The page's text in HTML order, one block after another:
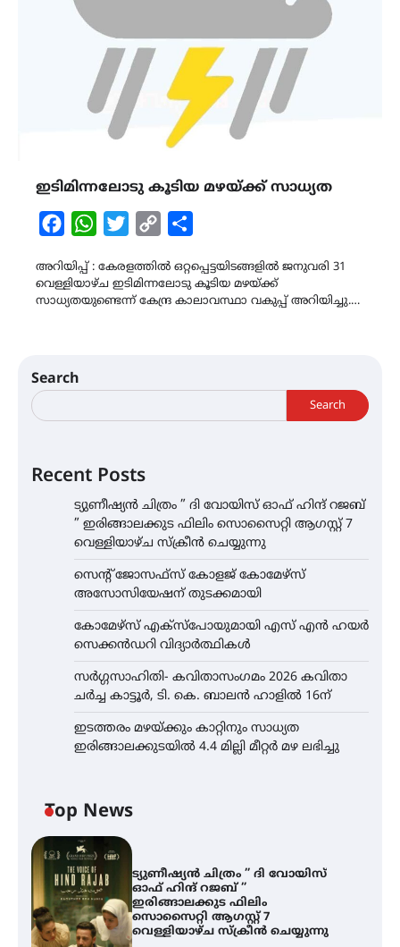
ഇടിമിന്നലോടു കൂടിയ മഴയ്ക്ക് സാധ്യത
FacebookWhatsAppTwitterCopy
അറിയിപ്പ് : കേരളത്തിൽ ഒറ്റപ്പെട്ടയിടങ്ങളിൽ ജനുവരി 31
വെള്ളിയാഴ്ച ഇടിമിന്നലോടു കൂടിയ മഴയ്ക്ക്
സാധ്യതയുണ്ടെന്ന് കേന്ദ്ര കാലാവസ്ഥാ വകുപ്പ് അറിയിച്ചു.…
Search
Search
Recent Posts
ട്യുണീഷ്യൻ ചിത്രം ” ദി വോയിസ് ഓഫ് ഹിന്ദ് റജബ്
” ഇരിങ്ങാലക്കുട ഫിലിം സൊസൈറ്റി ആഗസ്റ്റ് 7
വെള്ളിയാഴ്ച സ്‌ക്രീൻ ചെയ്യുന്നു
സെന്റ് ജോസഫ്സ് കോളജ് കോമേഴ്‌സ്
അസോസിയേഷന് തുടക്കമായി
കോമേഴ്സ് എക്സ്പോയുമായി എസ് എൻ ഹയർ
സെക്കൻഡറി വിദ്യാർത്ഥികൾ
സർഗ്ഗസാഹിതി- കവിതാസംഗമം 2026 കവിതാ
ചർച്ച കാട്ടൂർ, ടി. കെ. ബാലൻ ഹാളിൽ 16ന്
ഇടത്തരം മഴയ്ക്കും കാറ്റിനും സാധ്യത
ഇരിങ്ങാലക്കുടയിൽ 4.4 മില്ലി മീറ്റർ മഴ ലഭിച്ചു
Top News
ട്യുണീഷ്യൻ ചിത്രം ” ദി വോയിസ്
ഓഫ് ഹിന്ദ് റജബ് ”
ഇരിങ്ങാലക്കുട ഫിലിം
സൊസൈറ്റി ആഗസ്റ്റ് 7
വെള്ളിയാഴ്ച സ്‌ക്രീൻ ചെയ്യുന്നു